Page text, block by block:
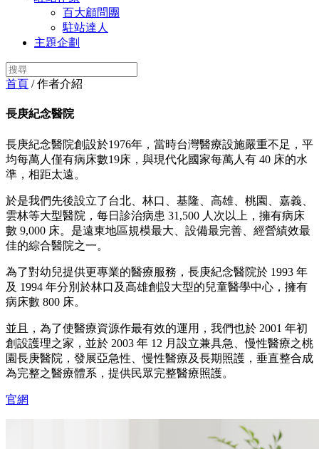
百大顧問團
駐站達人
主題企劃
首頁 / 作者介紹
長庚紀念醫院
長庚紀念醫院創設於1976年，當時台灣醫療設施嚴重不足，平
均每萬人僅有病床數19床，與現代化國家每萬人有 40 床的水
準，相距太遠。
於是我們先後設立了台北、林口、基隆、高雄、桃園、嘉義、
雲林等大型醫院，每日診治病患 31,500 人次以上，擁有病床
數 9,000 床。是遠東地區規模最大、設備最完善、經營績效最
佳的綜合醫院之一。
為了對幼兒提供更專業的醫療服務，長庚紀念醫院於 1993 年
及 1994 年分別於林口及高雄創設大型的兒童醫學中心，擁有
病床數 800 床。
並且，為了使醫療資源作最有效的運用，我們也於 2001 年初
創設護理之家，並於 2003 年 12 月設立兼具急、慢性醫療之桃
園長庚醫院，發展亞急性、慢性醫療及長期照護，垂直整合成
為完整之醫療體系，提供民眾完整醫療照護。
官網